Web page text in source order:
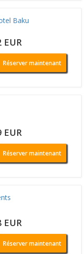
Baku
Réserver maintenant
Réserver maintenant
Réserver maintenant